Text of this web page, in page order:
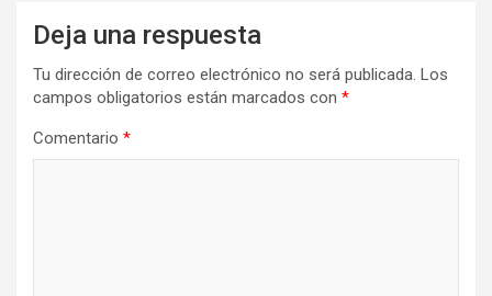
Deja una respuesta
Tu dirección de correo electrónico no será publicada. Los
campos obligatorios están marcados con *
Comentario *